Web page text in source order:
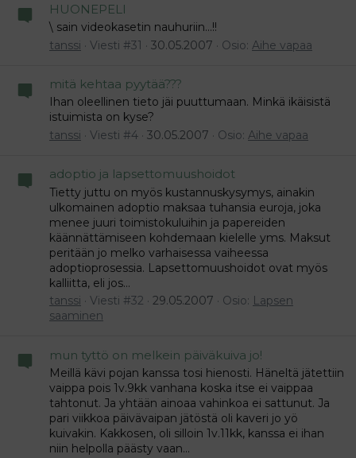
HUONEPELI
\ sain videokasetin nauhuriin...!!
tanssi
Viesti #31 30.05.2007 Osio: Aihe vapaa
mitä kehtaa pyytää???
Ihan oleellinen tieto jäi puuttumaan. Minkä ikäisistä
istuimista on kyse?
tanssi
Viesti #4 30.05.2007 Osio: Aihe vapaa
adoptio ja lapsettomuushoidot
Tietty juttu on myös kustannuskysymys, ainakin
ulkomainen adoptio maksaa tuhansia euroja, joka
menee juuri toimistokuluihin ja papereiden
käännättämiseen kohdemaan kielelle yms. Maksut
peritään jo melko varhaisessa vaiheessa
adoptioprosessia. Lapsettomuushoidot ovat myös
kalliitta, eli jos...
tanssi
Viesti #32 29.05.2007 Osio: Lapsen
saaminen
mun tyttö on melkein päiväkuiva jo!
Meillä kävi pojan kanssa tosi hienosti. Häneltä jätettiin
vaippa pois 1v.9kk vanhana koska itse ei vaippaa
tahtonut. Ja yhtään ainoaa vahinkoa ei sattunut. Ja
pari viikkoa päivävaipan jätöstä oli kaveri jo yö
kuivakin. Kakkosen, oli silloin 1v.11kk, kanssa ei ihan
niin helpolla päästy vaan...